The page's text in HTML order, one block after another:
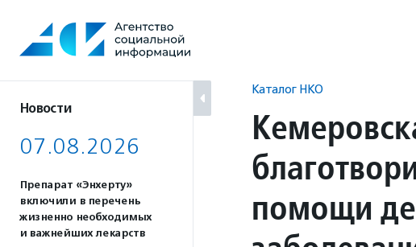
содержанию
Новости
07.08.2026
Препарат «Энхерту»
включили в перечень
жизненно необходимых
и важнейших лекарств
Каталог НКО
помощи